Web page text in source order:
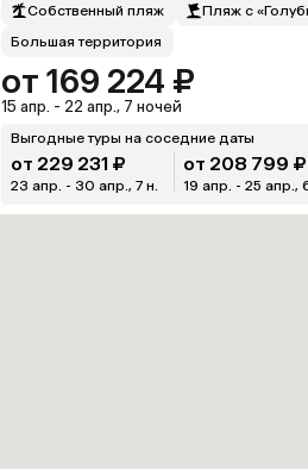
Собственный пляж
Пляж с
Большая территория
от 169 224 ₽
15 апр. - 22 апр., 7 ночей
Выгодные туры на соседние даты
от 229 231 ₽
23 апр. - 30 апр., 7 н.
от 208 799 ₽
19 апр. - 25 апр.,